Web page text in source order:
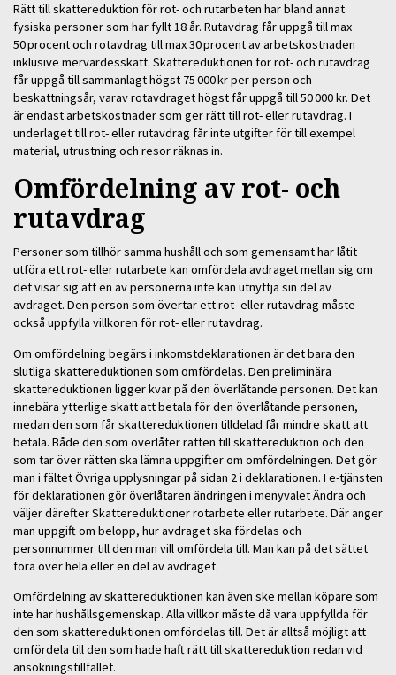
Rätt till skattereduktion för rot- och rutarbeten har bland annat
fysiska personer som har fyllt 18 år. Rutavdrag får uppgå till max
50 procent och rotavdrag till max 30 procent av arbetskostnaden
inklusive mervärdesskatt. Skattereduktionen för rot- och rutavdrag
får uppgå till sammanlagt högst 75 000 kr per person och
beskattningsår, varav rotavdraget högst får uppgå till 50 000 kr. Det
är endast arbetskostnader som ger rätt till rot- eller rutavdrag. I
underlaget till rot- eller rutavdrag får inte utgifter för till exempel
material, utrustning och resor räknas in.
Omfördelning av rot- och
rutavdrag
Personer som tillhör samma hushåll och som gemensamt har låtit
utföra ett rot- eller rutarbete kan omfördela avdraget mellan sig om
det visar sig att en av personerna inte kan utnyttja sin del av
avdraget. Den person som övertar ett rot- eller rutavdrag måste
också uppfylla villkoren för rot- eller rutavdrag.
Om omfördelning begärs i inkomstdeklarationen är det bara den
slutliga skattereduktionen som omfördelas. Den preliminära
skattereduktionen ligger kvar på den överlåtande personen. Det kan
innebära ytterlige skatt att betala för den överlåtande personen,
medan den som får skattereduktionen tilldelad får mindre skatt att
betala. Både den som överlåter rätten till skattereduktion och den
som tar över rätten ska lämna uppgifter om omfördelningen. Det gör
man i fältet Övriga upplysningar på sidan 2 i deklarationen. I e-tjänsten
för deklarationen gör överlåtaren ändringen i menyvalet Ändra och
väljer därefter Skattereduktioner rotarbete eller rutarbete. Där anger
man uppgift om belopp, hur avdraget ska fördelas och
personnummer till den man vill omfördela till. Man kan på det sättet
föra över hela eller en del av avdraget.
Omfördelning av skattereduktionen kan även ske mellan köpare som
inte har hushållsgemenskap. Alla villkor måste då vara uppfyllda för
den som skattereduktionen omfördelas till. Det är alltså möjligt att
omfördela till den som hade haft rätt till skattereduktion redan vid
ansökningstillfället.